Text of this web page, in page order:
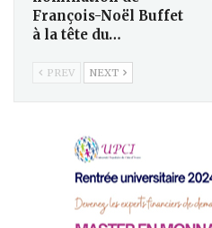
François-Noël Buffet
à la tête du…
PREV NEXT